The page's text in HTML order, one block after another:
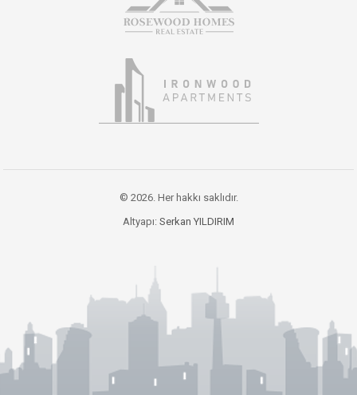
© 2026. Her hakkı saklıdır.
Altyapı: Serkan YILDIRIM